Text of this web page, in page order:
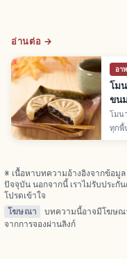
อ่านต่อ →
อา
โม
ขน
โมน
ประ
ไส้สึ
ทุกพื้
※ เนื้อหาบทความอ้างอิงจากข้อมู
ปัจจุบัน นอกจากนี้ เราไม่รับประ
โปรดเข้าใจ
โฆษณา
บทความนี้อาจมีโฆษณ
จากการจองผ่านลิงก์